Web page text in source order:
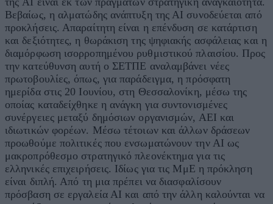
Βεβαίως, η αλματώδης ανάπτυξη της ΑΙ συνοδεύεται από
προκλήσεις. Απαραίτητη είναι η επένδυση σε κατάρτιση
και δεξιότητες, η θωράκιση της ψηφιακής ασφάλειας και η
διαμόρφωση ισορροπημένου ρυθμιστικού πλαισίου. Προς
την κατεύθυνση αυτή ο ΣΕΤΠΕ αναλαμβάνει νέες
πρωτοβουλίες, όπως, για παράδειγμα, η πρόσφατη
ημερίδα στις 20 Ιουνίου, στη Θεσσαλονίκη, μέσω της
οποίας καταδείχθηκε η ανάγκη για συντονισμένες
συνέργειες μεταξύ δημόσιων οργανισμών, ΑΕΙ και
ιδιωτικών φορέων. Μέσω τέτοιων και άλλων δράσεων
προωθούμε πολιτικές που ενσωματώνουν την ΑΙ ως
μακροπρόθεσμο στρατηγικό πλεονέκτημα για τις
ελληνικές επιχειρήσεις. Ιδίως για τις ΜμΕ η πρόκληση
είναι διπλή. Από τη μια πρέπει να διασφαλίσουν
πρόσβαση σε εργαλεία ΑΙ και από την άλλη καλούνται να